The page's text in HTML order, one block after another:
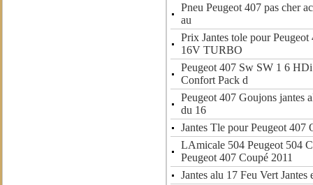
Pneu Peugeot 407 pas cher
au
Prix Jantes tole pour
16V TURBO
Peugeot 407 Sw SW 1 6
Confort Pack d
Peugeot 407 Goujons jantes
du 16
Jantes Tle pour Peugeot 407
LAmicale 504 Peugeot 504
Peugeot 407 Coupé 2011
Jantes alu 17 Feu Vert Jantes